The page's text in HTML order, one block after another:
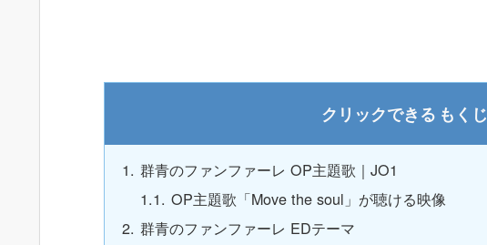
もくじ
群青のファンファーレ OP主題歌｜JO1
OP主題歌「Move the soul」が聴ける映像
群青のファンファーレ EDテーマ